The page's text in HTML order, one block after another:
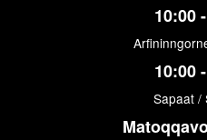
10:00
10:00
Sapaat /